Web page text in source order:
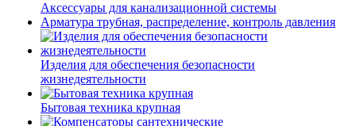
Аксессуары для канализационной системы
Арматура трубная, распределение, контроль давления
Изделия для обеспечения безопасности
жизнедеятельности
Бытовая техника крупная